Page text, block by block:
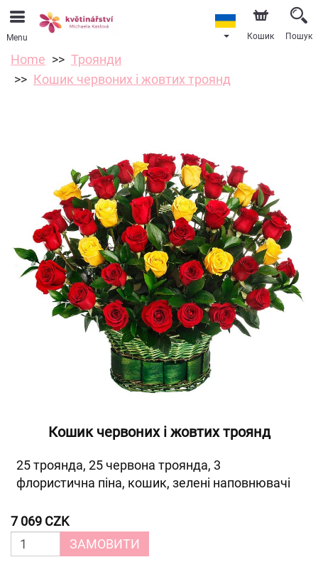
Menu Кошик Пошук
Home
Троянди
Кошик червоних і жовтих троянд
Кошик червоних і жовтих троянд
25 троянда, 25 червона троянда, 3
флористична піна, кошик, зелені наповнювачі
7 069 CZK
ЗАМОВИТИ